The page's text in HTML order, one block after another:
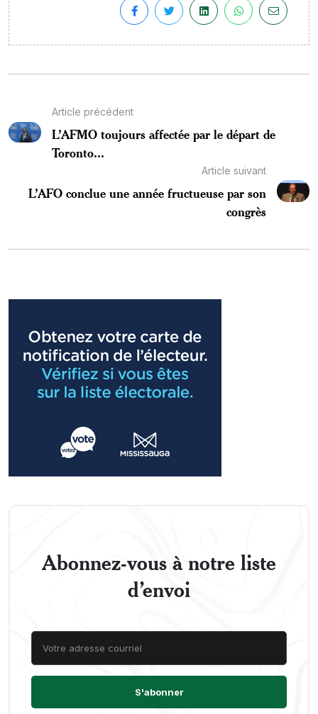
Article précédent
L’AFMO toujours affectée par le départ de
Toronto...
Article suivant
L’AFO conclue une année fructueuse par son
congrès
Abonnez-vous à notre liste
d’envoi